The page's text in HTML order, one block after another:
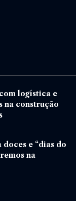
logística e
na construção
e “dias do
na